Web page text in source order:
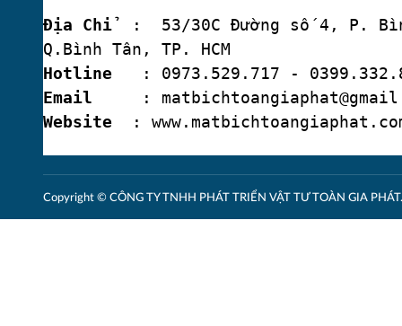
Địa Chỉ: 53/30C Đường số 4, P.
Q.Bình Tân, TP. HCM
Hotline : 0973.529.717 -
Email :
Website :
Copyright © CÔNG TY TNHH PHÁT TRIỂN VẬT TƯ TOÀN GIA